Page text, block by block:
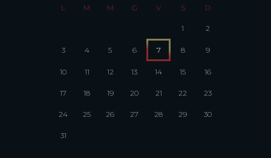
L M M G V S D
1 2
3 4 5 6 7 8 9
10 11 12 13 14 15 16
17 18 19 20 21 22 23
24 25 26 27 28 29 30
31